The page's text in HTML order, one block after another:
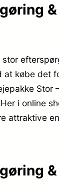
stor
købe det
Stor
i online
attraktive